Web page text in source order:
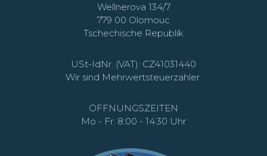
Wellnerova 134/7
779 00 Olomouc
Tschechische Republik
USt-IdNr. (VAT): CZ41031440
Wir sind Mehrwertsteuerzahler.
ÖFFNUNGSZEITEN
Mo - Fr: 8:00 - 14:30 Uhr